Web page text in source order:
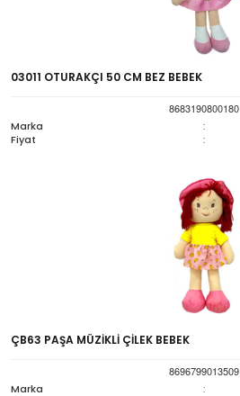
03011 OTURAKÇI 50 CM BEZ BEBEK
8683190800180
Marka
:
Fiyat :
ÇB63 PAŞA MÜZİKLİ ÇİLEK BEBEK
8696799013509
Marka
: